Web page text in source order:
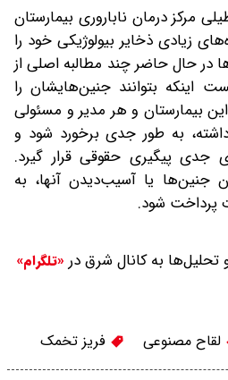
مرکز درمان ناباروری بیمارستان
زیادی ذخایر بیولوژیکی خود را
در حال حاضر چند مطالبه اصلی از
اینکه ‌بتوانند جنین‌هایشان را
این بیمارستان و هر مدیر و مسئولی
به‌ طور جدی برخورد شود و
جدی پیگیری حقوقی قرار گیرد.
یا آسیب‌دیدن آنها، به‌‌
پرداخت شود.
تحلیل‌ها به کانال شرق در «تلگرام»
لقاح مصنوعی فریز تخمک